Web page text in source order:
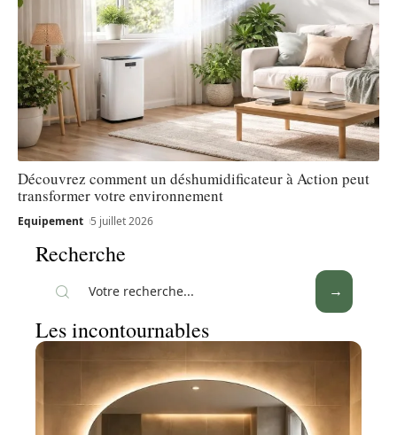
Découvrez comment un déshumidificateur à Action peut
transformer votre environnement
Equipement 5 juillet 2026
Recherche
Les incontournables